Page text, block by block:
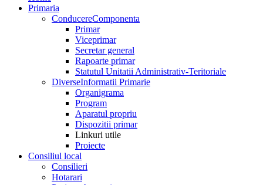
Primaria
ConducereComponenta
Primar
Viceprimar
Secretar general
Rapoarte primar
Statutul Unitatii Administrativ-Teritoriale
DiverseInformatii Primarie
Organigrama
Program
Aparatul propriu
Dispozitii primar
Linkuri utile
Proiecte
Consiliul local
Consilieri
Hotarari